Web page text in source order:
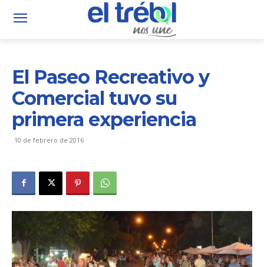
El Paseo Recreativo y
Comercial tuvo su
primera experiencia
10 de febrero de 2016